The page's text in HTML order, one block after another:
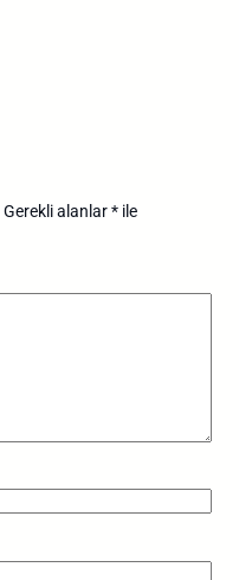
Gerekli alanlar* ile